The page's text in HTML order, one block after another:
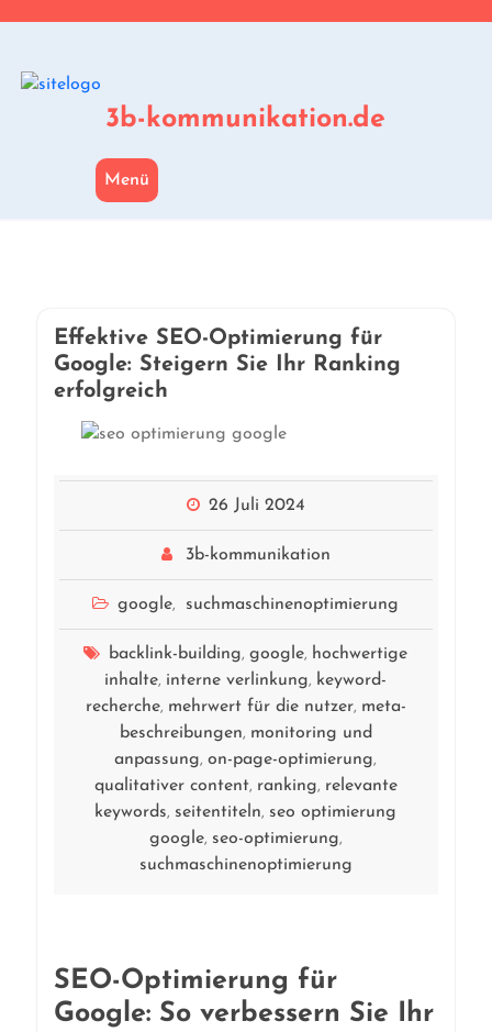
3b-kommunikation.de
Menü
Effektive SEO-Optimierung für
Google: Steigern Sie Ihr Ranking
erfolgreich
26 Juli 2024
3b-kommunikation
google, suchmaschinenoptimierung
backlink-building,google, hochwertige
inhalte, interne verlinkung, keyword-
recherche, mehrwert für die nutzer, meta-
beschreibungen, monitoring und
anpassung,on-page-optimierung,
qualitativer content, ranking, relevante
keywords, seitentiteln, seo optimierung
google, seo-optimierung,
suchmaschinenoptimierung
SEO-Optimierung für
Google: So verbessern Sie Ihr